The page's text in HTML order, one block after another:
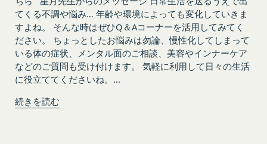
てくる不調や悩み… 年齢や環境によっても変化していきま
すよね。 そんな時はぜひQ＆Aコーナーを活用してみてく
ださい。 ちょっとしたお悩みは勿論、慢性化してしまって
いる体の症状、メンタル面のご相談、美容やインナーケア
などのご質問も受け付けます。 気軽に利用して日々の生活
に役立ててくださいね。...
続きを読む
その他個人情報の取り扱いに関するお問い合わせ
は、下記の窓口までお願いいたします。
メールによるお問い合わせ
営業時間内に順次回答いたします。
お問い合わせ内容によっては回答にお時間をいただ
く場合や、ご返答できない場合がございます。あら
「@goyoh.jp」を含むメールアドレスから受信でき
たことにより生じた損害について、当社は一切責任
を負いません。
第6条（IDおよびパスワードの管理）
会員は、会員登録等の際に会員本人が設定し、承
認・登録されたお客様IDおよびパスワードの利
用、管理について一切の責任を負うものとします。
会員は、お客様IDおよびパスワードの第三者への
譲渡、承継、名義変更、貸与、開示又は漏洩しては